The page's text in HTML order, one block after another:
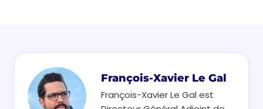
François-Xavier Le Gal
François-Xavier Le Gal est